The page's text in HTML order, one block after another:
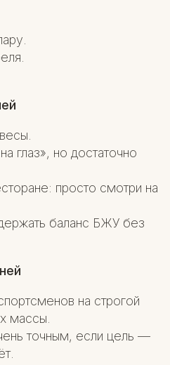
глаз», но достаточно
просто смотри на
баланс БЖУ без
на строгой
массы.
точным, если цель —